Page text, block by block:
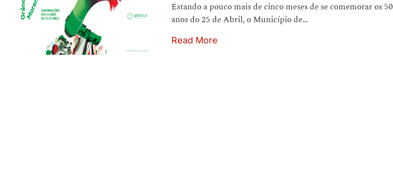
Estando a pouco mais de cinco meses de se comemorar os 50
anos do 25 de Abril, o Município de…
Read More